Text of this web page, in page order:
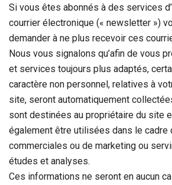
Si vous êtes abonnés à des services
courrier électronique (« newsletter »)
demander à ne plus recevoir ces
Nous vous signalons qu’afin de vous
et services toujours plus adaptés,
caractère non personnel, relatives à
site, seront automatiquement
sont destinées au propriétaire du site
également être utilisées dans le cadre
commerciales ou de marketing ou
études et analyses.
Ces informations ne seront en aucun